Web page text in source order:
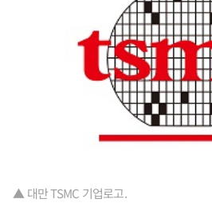
▲ 대만 TSMC 기업로고.